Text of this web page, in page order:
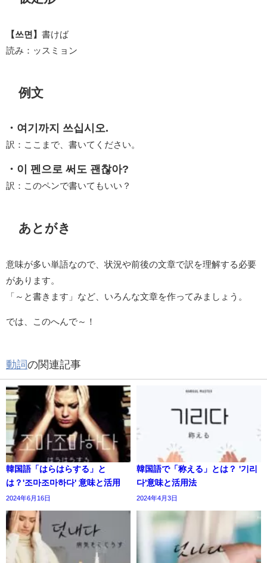
【쓰면】 書けば
読み：ッスミョン
例文
・여기까지 쓰십시오.
訳：ここまで、書いてください。
・이 펜으로 써도 괜찮아?
訳：このペンで書いてもいい？
あとがき
意味が多い単語なので、状況や前後の文章で訳を理解する必要
があります。
「～と書きます」など、いろんな文章を作ってみましょう。
では、このへんで～！
動詞の関連記事
韓国語「はらはらする」と
は？'조마조마하다' 意味と活用
2024年6月16日
韓国語で「称える」とは？ '기리
다'意味と活用法
2024年4月3日